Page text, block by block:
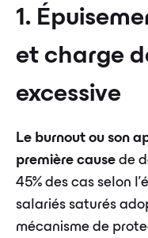
1.
et charge
excessive
Le burnout ou son
première cause de
45% des cas selon
salariés saturés
mécanisme de